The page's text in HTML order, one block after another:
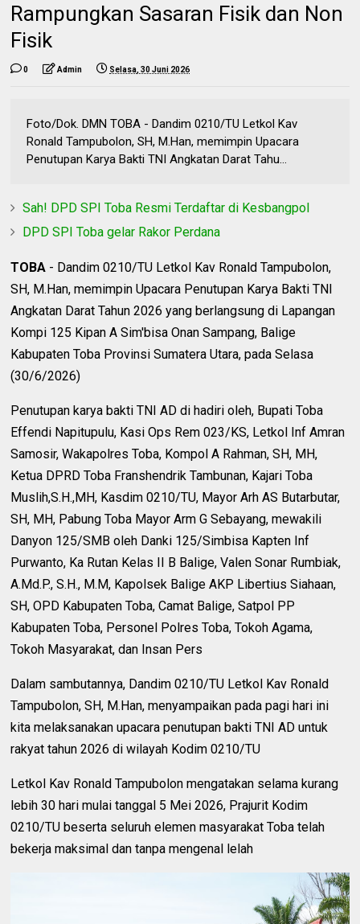
Rampungkan Sasaran Fisik dan Non
Fisik
0 Admin Selasa, 30 Juni 2026
Foto/Dok. DMN TOBA - Dandim 0210/TU Letkol Kav
Ronald Tampubolon, SH, M.Han, memimpin Upacara
Penutupan Karya Bakti TNI Angkatan Darat Tahu...
Sah! DPD SPI Toba Resmi Terdaftar di Kesbangpol
DPD SPI Toba gelar Rakor Perdana
TOBA - Dandim 0210/TU Letkol Kav Ronald Tampubolon,
SH, M.Han, memimpin Upacara Penutupan Karya Bakti TNI
Angkatan Darat Tahun 2026 yang berlangsung di Lapangan
Kompi 125 Kipan A Sim'bisa Onan Sampang, Balige
Kabupaten Toba Provinsi Sumatera Utara, pada Selasa
(30/6/2026)
Penutupan karya bakti TNI AD di hadiri oleh, Bupati Toba
Effendi Napitupulu, Kasi Ops Rem 023/KS, Letkol Inf Amran
Samosir, Wakapolres Toba, Kompol A Rahman, SH, MH,
Ketua DPRD Toba Franshendrik Tambunan, Kajari Toba
Muslih,S.H.,MH, Kasdim 0210/TU, Mayor Arh AS Butarbutar,
SH, MH, Pabung Toba Mayor Arm G Sebayang, mewakili
Danyon 125/SMB oleh Danki 125/Simbisa Kapten Inf
Purwanto, Ka Rutan Kelas II B Balige, Valen Sonar Rumbiak,
A.Md.P., S.H., M.M, Kapolsek Balige AKP Libertius Siahaan,
SH, OPD Kabupaten Toba, Camat Balige, Satpol PP
Kabupaten Toba, Personel Polres Toba, Tokoh Agama,
Tokoh Masyarakat, dan Insan Pers
Dalam sambutannya, Dandim 0210/TU Letkol Kav Ronald
Tampubolon, SH, M.Han, menyampaikan pada pagi hari ini
kita melaksanakan upacara penutupan bakti TNI AD untuk
rakyat tahun 2026 di wilayah Kodim 0210/TU
Letkol Kav Ronald Tampubolon mengatakan selama kurang
lebih 30 hari mulai tanggal 5 Mei 2026, Prajurit Kodim
0210/TU beserta seluruh elemen masyarakat Toba telah
bekerja maksimal dan tanpa mengenal lelah